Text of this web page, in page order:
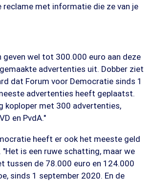
reclame met informatie die ze van je
geven wel tot 300.000 euro aan deze
advertenties uit. Dobber ziet
dat Forum voor Democratie sinds 1
advertenties heeft geplaatst.
koploper met 300 advertenties,
en PvdA."
heeft er ook het meeste geld
"Het is een ruwe schatting, maar we
tussen de 78.000 euro en 124.000
sinds 1 september 2020. En de